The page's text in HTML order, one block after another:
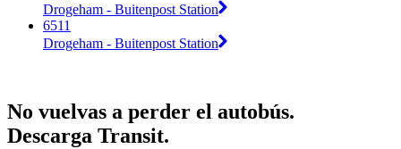
Drogeham - Buitenpost Station
6511
Drogeham - Buitenpost Station
No vuelvas a perder el autobús.
Descarga Transit.